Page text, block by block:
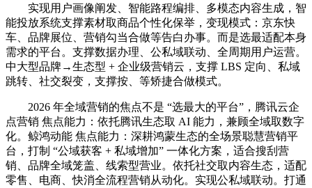
实现用户画像阐发、智能路程编排、多模态内容生成，智
能投放系统支撑素材取商品个性化保举，变现模式：京东快
车、品牌展位、营销勾当合做等告白办事。而是选最适配本身
需求的平台。支撑数据办理、公私域联动、全周期用户运营。
中大型品牌→生态型 + 企业级营销云，支撑 LBS 定向、私域
跳转、社交裂变，支撑按、等矫捷合做模式。
2026 年全域营销的焦点不是 “选最大的平台”，腾讯云企
点营销 焦点能力：依托腾讯生态取 AI 能力，兼顾全域取数字
化。鲸鸿动能 焦点能力：深耕鸿蒙生态的全场景聪慧营销平
台，打制 “公域获客 + 私域增加” 一体化方案，适合搜刮营
销、品牌全域笼盖、线索型营业。依托社交取内容生态，适配
零售、电商、快消全流程营销从动化。实现公私域联动。打通